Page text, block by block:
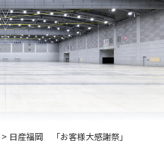
> 日産福岡 「お客様大感謝祭」